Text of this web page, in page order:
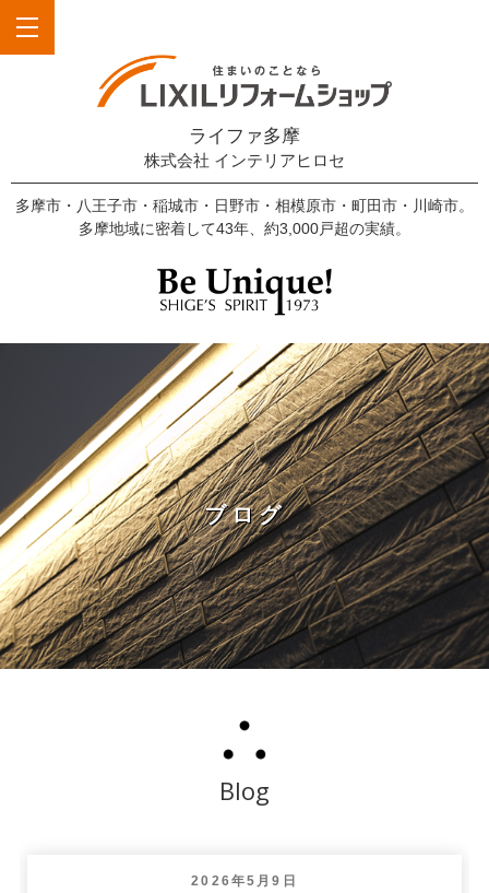
ライファ多摩
株式会社 インテリアヒロセ
多摩市・八王子市・稲城市・日野市・相模原市・町田市・川崎市。
多摩地域に密着して43年、約3,000戸超の実績。
ブログ
Blog
投
2026年5月9日